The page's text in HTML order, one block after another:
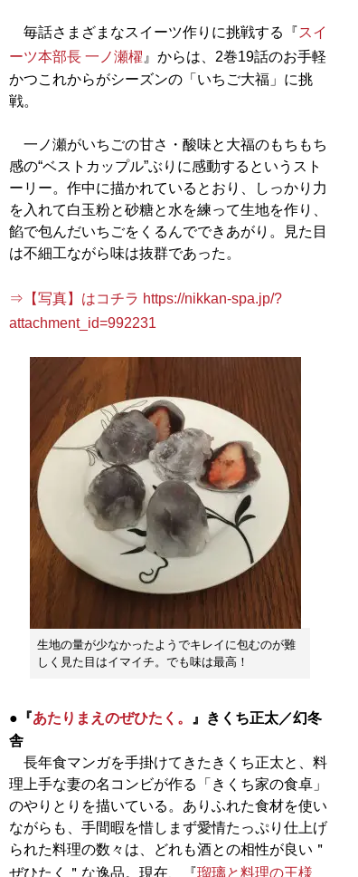
毎話さまざまなスイーツ作りに挑戦する『スイ
ーツ本部長 一ノ瀬櫂 』からは、2巻19話のお手軽
かつこれからがシーズンの「いちご大福」に挑
戦。
一ノ瀬がいちごの甘さ・酸味と大福のもちもち
感の“ベストカップル”ぶりに感動するというスト
ーリー。作中に描かれているとおり、しっかり力
を入れて白玉粉と砂糖と水を練って生地を作り、
餡で包んだいちごをくるんでできあがり。見た目
は不細工ながら味は抜群であった。
⇒【写真】はコチラ https://nikkan-spa.jp/?
attachment_id=992231
生地の量が少なかったようでキレイに包むのが難
しく見た目はイマイチ。でも味は最高！
●『あたりまえのぜひたく。
』きくち正太／幻冬
舎
長年食マンガを手掛けてきたきくち正太と、料
理上手な妻の名コンビが作る「きくち家の食卓」
のやりとりを描いている。ありふれた食材を使い
ながらも、手間暇を惜しまず愛情たっぷり仕上げ
られた料理の数々は、どれも酒との相性が良い＂
ぜひたく＂な逸品。現在、『瑠璃と料理の王様